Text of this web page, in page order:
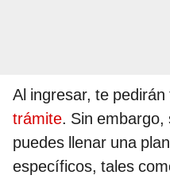
Al ingresar, te
trámite. Sin embargo,
puedes llenar una
específicos, tales